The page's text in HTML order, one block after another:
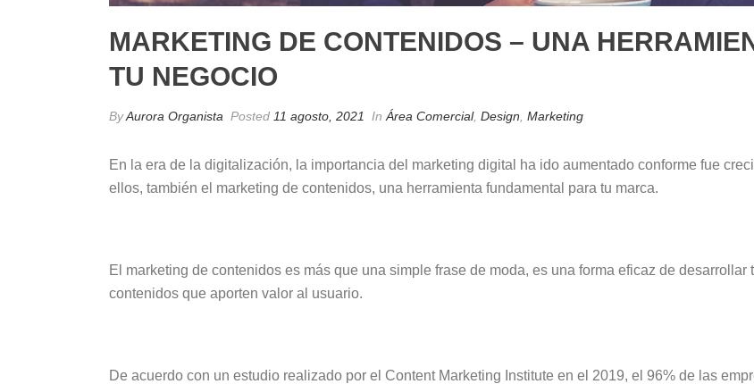
MARKETING DE CONTENIDOS – UNA
TU NEGOCIO
ByAurora Organista Posted 11 agosto, 2021 In Área Comercial, Design Marketing
En la era de la digitalización, la importancia del marketing digital ha ido aumentado conforme fue
ellos, también el marketing de contenidos, una herramienta fundamental para tu marca.
El marketing de contenidos es más que una simple frase de moda, es una forma eficaz de
contenidos que aporten valor al usuario.
De acuerdo con un estudio realizado por el Content Marketing Institute en el 2019, el 96% de las